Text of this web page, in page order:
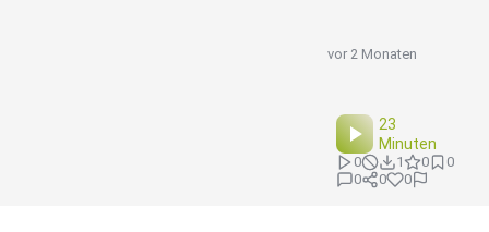
vor 2 Monaten
23
Minuten
0 1 0
0
0
0 0